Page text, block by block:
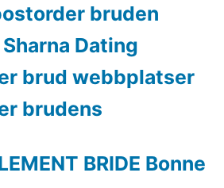
bruden
Dating
brud webbplatser
brudens
BRIDE Bonne